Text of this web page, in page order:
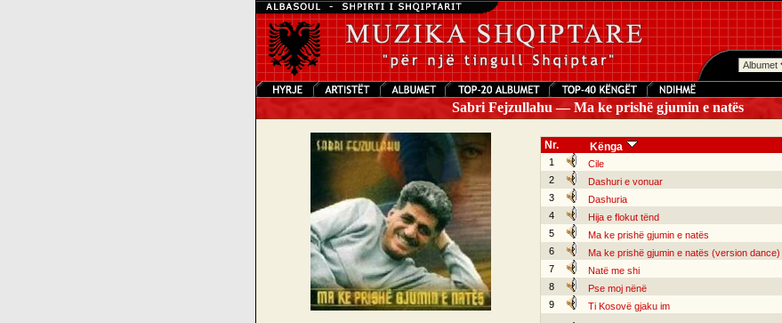
Sabri Fejzullahu — Ma ke prishë gjumin e natës
Nr. Kënga
1 Cile
2
Dashuri e vonuar
3
Dashuria
4
Hija e flokut tënd
5
Ma ke prishë gjumin e natës
6
Ma ke prishë gjumin e natës (version dance)
7
Natë me shi
8
Pse moj nënë
9
Ti Kosovë gjaku im